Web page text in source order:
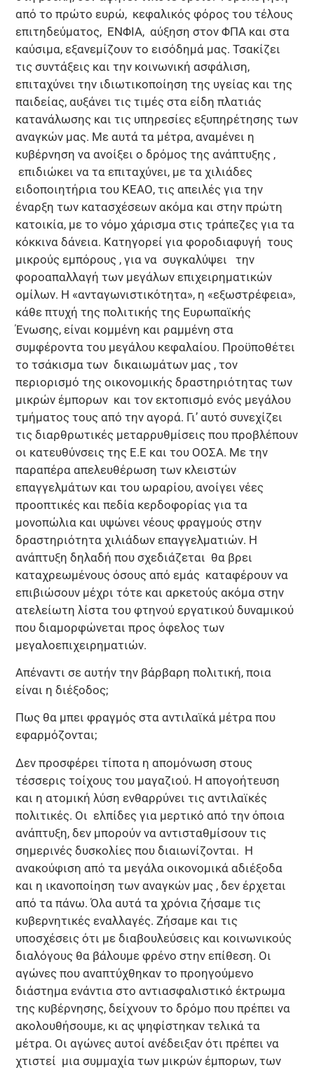
από το πρώτο ευρώ, κεφαλικός φόρος του τέλους
επιτηδεύματος, ΕΝΦΙΑ, αύξηση στον ΦΠΑ και στα
καύσιμα, εξανεμίζουν το εισόδημά μας. Τσακίζει
τις συντάξεις και την κοινωνική ασφάλιση,
επιταχύνει την ιδιωτικοποίηση της υγείας και της
παιδείας, αυξάνει τις τιμές στα είδη πλατιάς
κατανάλωσης και τις υπηρεσίες εξυπηρέτησης των
αναγκών μας. Με αυτά τα μέτρα, αναμένει η
κυβέρνηση να ανοίξει ο δρόμος της ανάπτυξης ,
επιδιώκει να τα επιταχύνει, με τα χιλιάδες
ειδοποιητήρια του ΚΕΑΟ, τις απειλές για την
έναρξη των κατασχέσεων ακόμα και στην πρώτη
κατοικία, με το νόμο χάρισμα στις τράπεζες για τα
κόκκινα δάνεια. Κατηγορεί για φοροδιαφυγή τους
μικρούς εμπόρους , για να συγκαλύψει την
φοροαπαλλαγή των μεγάλων επιχειρηματικών
ομίλων. Η «ανταγωνιστικότητα», η «εξωστρέφεια»,
κάθε πτυχή της πολιτικής της Ευρωπαϊκής
Ένωσης, είναι κομμένη και ραμμένη στα
συμφέροντα του μεγάλου κεφαλαίου. Προϋποθέτει
το τσάκισμα των δικαιωμάτων μας , τον
περιορισμό της οικονομικής δραστηριότητας των
μικρών έμπορων και τον εκτοπισμό ενός μεγάλου
τμήματος τους από την αγορά. Γι’ αυτό συνεχίζει
τις διαρθρωτικές μεταρρυθμίσεις που προβλέπουν
οι κατευθύνσεις της Ε.Ε και του ΟΟΣΑ. Με την
παραπέρα απελευθέρωση των κλειστών
επαγγελμάτων και του ωραρίου, ανοίγει νέες
προοπτικές και πεδία κερδοφορίας για τα
μονοπώλια και υψώνει νέους φραγμούς στην
δραστηριότητα χιλιάδων επαγγελματιών. Η
ανάπτυξη δηλαδή που σχεδιάζεται θα βρει
καταχρεωμένους όσους από εμάς καταφέρουν να
επιβιώσουν μέχρι τότε και αρκετούς ακόμα στην
ατελείωτη λίστα του φτηνού εργατικού δυναμικού
που διαμορφώνεται προς όφελος των
μεγαλοεπιχειρηματιών.
Απέναντι σε αυτήν την βάρβαρη πολιτική, ποια
είναι η διέξοδος;
Πως θα μπει φραγμός στα αντιλαϊκά μέτρα που
εφαρμόζονται;
Δεν προσφέρει τίποτα η απομόνωση στους
τέσσερις τοίχους του μαγαζιού. Η απογοήτευση
και η ατομική λύση ενθαρρύνει τις αντιλαϊκές
πολιτικές. Οι ελπίδες για μερτικό από την όποια
ανάπτυξη, δεν μπορούν να αντισταθμίσουν τις
σημερινές δυσκολίες που διαιωνίζονται. Η
ανακούφιση από τα μεγάλα οικονομικά αδιέξοδα
και η ικανοποίηση των αναγκών μας , δεν έρχεται
από τα πάνω. Όλα αυτά τα χρόνια ζήσαμε τις
κυβερνητικές εναλλαγές. Ζήσαμε και τις
υποσχέσεις ότι με διαβουλεύσεις και κοινωνικούς
διαλόγους θα βάλουμε φρένο στην επίθεση. Οι
αγώνες που αναπτύχθηκαν το προηγούμενο
διάστημα ενάντια στο αντιασφαλιστικό έκτρωμα
της κυβέρνησης, δείχνουν το δρόμο που πρέπει να
ακολουθήσουμε, κι ας ψηφίστηκαν τελικά τα
μέτρα. Οι αγώνες αυτοί ανέδειξαν ότι πρέπει να
χτιστεί μια συμμαχία των μικρών έμπορων, των